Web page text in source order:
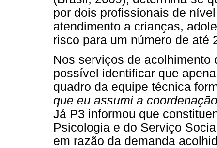
por dois profissionais de
atendimento a crianças,
risco para um número de até
Nos serviços de acolhimento
possível identificar que
quadro da equipe técnica
que eu assumi a
Já P3 informou que
Psicologia e do Serviço
em razão da demanda